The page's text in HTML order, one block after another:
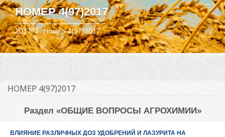
НОМЕР 4(97)2017
2017 Номер 4(97)2017
НОМЕР 4(97)2017
Раздел «ОБЩИЕ ВОПРОСЫ АГРОХИМИИ»
ВЛИЯНИЕ РАЗЛИЧНЫХ ДОЗ УДОБРЕНИЙ И ЛАЗУРИТА НА